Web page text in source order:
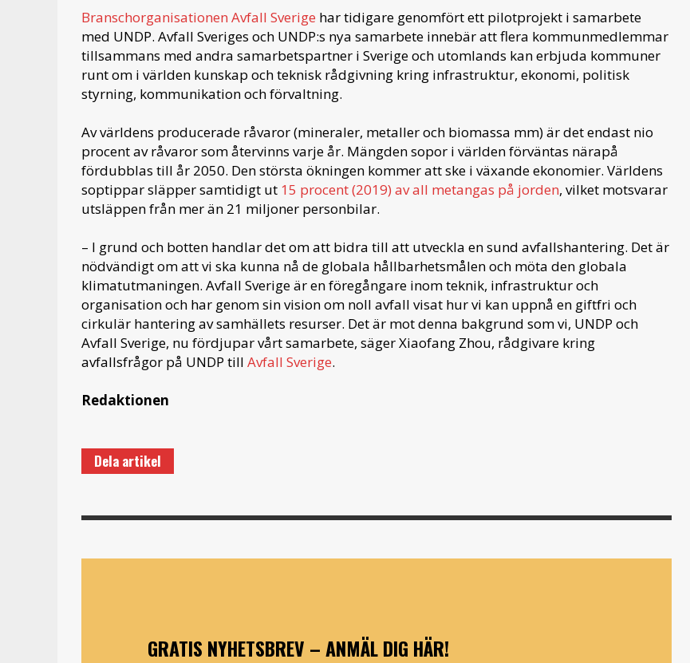
Branschorganisationen Avfall Sverige har tidigare genomfört ett pilotprojekt i samarbete
med UNDP. Avfall Sveriges och UNDP:s nya samarbete innebär att flera kommunmedlemmar
tillsammans med andra samarbetspartner i Sverige och utomlands kan erbjuda kommuner
runt om i världen kunskap och teknisk rådgivning kring infrastruktur, ekonomi, politisk
styrning, kommunikation och förvaltning.
Av världens producerade råvaror (mineraler, metaller och biomassa mm) är det endast nio
procent av råvaror som återvinns varje år. Mängden sopor i världen förväntas närapå
fördubblas till år 2050. Den största ökningen kommer att ske i växande ekonomier. Världens
soptippar släpper samtidigt ut 15 procent (2019) av all metangas på jorden, vilket motsvarar
utsläppen från mer än 21 miljoner personbilar.
– I grund och botten handlar det om att bidra till att utveckla en sund avfallshantering. Det är
nödvändigt om att vi ska kunna nå de globala hållbarhetsmålen och möta den globala
klimatutmaningen. Avfall Sverige är en föregångare inom teknik, infrastruktur och
organisation och har genom sin vision om noll avfall visat hur vi kan uppnå en giftfri och
cirkulär hantering av samhällets resurser. Det är mot denna bakgrund som vi, UNDP och
Avfall Sverige, nu fördjupar vårt samarbete, säger Xiaofang Zhou, rådgivare kring
avfallsfrågor på UNDP till Avfall Sverige.
Redaktionen
Dela artikel
GRATIS NYHETSBREV – ANMÄL DIG HÄR!